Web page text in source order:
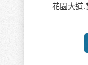
花園大道.